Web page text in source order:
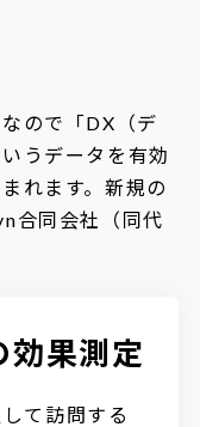
ので「DX（デ
うデータを有効
れます。新規の
合同会社（同代
効果測定
て訪問する